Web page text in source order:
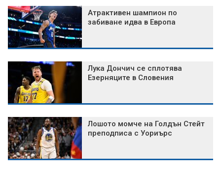
Атрактивен шампион по
забиване идва в Европа
Лука Дончич се сплотява
Езерняците в Словения
Лошото момче на Голдън Стейт
преподписа с Уориърс